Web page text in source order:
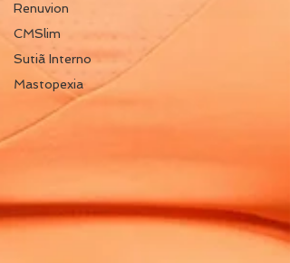
Renuvion
CMSlim
Sutiã Interno
Mastopexia